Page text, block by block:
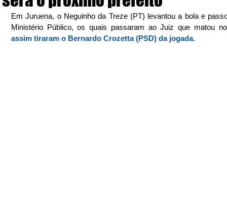
Em Juruena, o Neguinho da Treze (PT) levantou a bola e
Ministério Público, os quais passaram ao Juiz que matou
assim tiraram o Bernardo Crozetta (PSD) da jogada.